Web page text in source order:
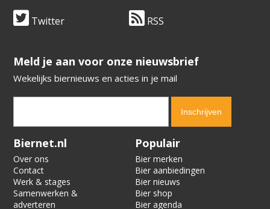
Twitter RSS
​​​​​​​Meld je aan voor onze nieuwsbrief
Wekelijks biernieuws en acties in je mail
Verification code:
Biernet.nl
Over ons
Contact
Werk & stages
Samenwerken &
adverteren
Populair
Bier merken
Bier aanbiedingen
Bier nieuws
Bier shop
Bier agenda